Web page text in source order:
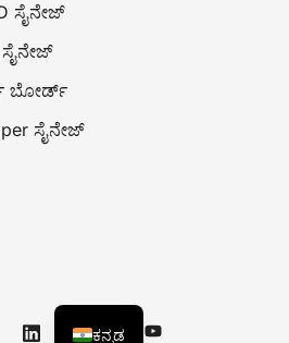
ಸೈನೇಜ್
ಬೋರ್ಡ್
ಸೈನೇಜ್
ಕನ್ನಡ